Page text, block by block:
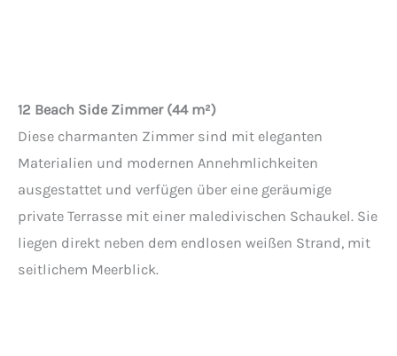
12 Beach Side Zimmer (44 m²)
Diese charmanten Zimmer sind mit eleganten
Materialien und modernen Annehmlichkeiten
ausgestattet und verfügen über eine geräumige
private Terrasse mit einer maledivischen Schaukel. Sie
liegen direkt neben dem endlosen weißen Strand, mit
seitlichem Meerblick.